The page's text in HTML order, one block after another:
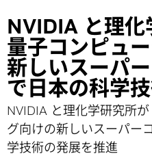
NVIDIA と理化
量子コンピュ
新しいスーパ
で日本の科学
NVIDIA と理化学研究所
グ向けの新しいスーパー
学技術の発展を推進